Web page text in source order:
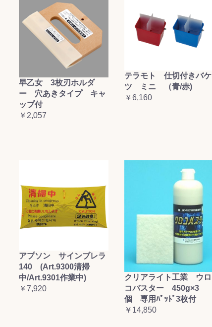
お買い物を続ける カートへ進む
早乙女 3枚刃ホルダ
ー 穴あきタイプ キャ
ップ付
￥2,057
テラモト 仕切付きバケ
ツ ミニ （青/赤)
￥6,160
アプソン サインブレラ
140 (Art.9300清掃
中/Art.9301作業中)
￥7,920
クリアライト工業 ウロ
コバスター 450g×3
個 専用ﾊﾟｯﾄﾞ3枚付
￥14,850